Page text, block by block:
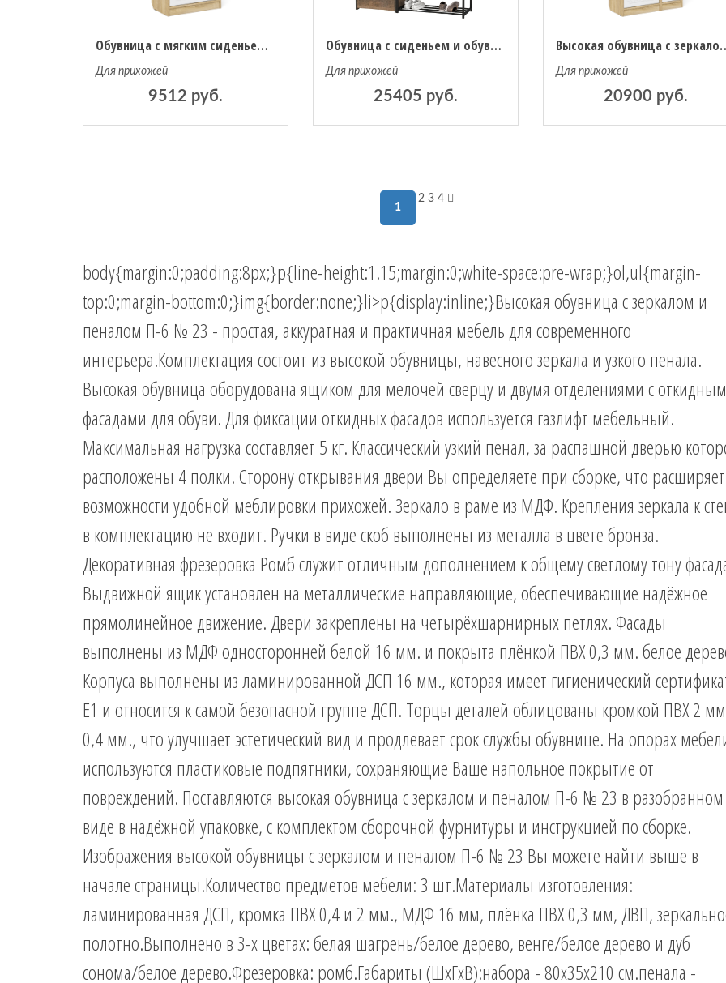
Обувница с мягким сиденьем с зеркалом П-6 МДФ фрезеровка ромб
Для прихожей
9512 руб.
Обувница с сиденьем и обувница высокая с вешалкой и зеркалом Трувор
Для прихожей
25405 руб.
Высокая обувница с
Для прихожей
20900 руб.
1
234
body{margin:0;padding:8px;}p{line-height:1.15;margin:0;white-space:pre-wrap;}ol,ul{margin-
top:0;margin-bottom:0;}img{border:none;}li>p{display:inline;}Высокая обувница с зеркалом и
пеналом П-6 № 23 - простая, аккуратная и практичная мебель для современного
интерьера.Комплектация состоит из высокой обувницы, навесного зеркала и узкого пенала.
Высокая обувница оборудована ящиком для мелочей сверцу и двумя отделениями с
фасадами для обуви. Для фиксации откидных фасадов используется газлифт мебельный.
Максимальная нагрузка составляет 5 кг. Классический узкий пенал, за распашной дверью
расположены 4 полки. Сторону открывания двери Вы определяете при сборке, что расширяет
возможности удобной меблировки прихожей. Зеркало в раме из МДФ. Крепления зеркала к
в комплектацию не входит. Ручки в виде скоб выполнены из металла в цвете бронза.
Декоративная фрезеровка Ромб служит отличным дополнением к общему светлому тону
Выдвижной ящик установлен на металлические направляющие, обеспечивающие надёжное
прямолинейное движение. Двери закреплены на четырёхшарнирных петлях. Фасады
выполнены из МДФ односторонней белой 16 мм. и покрыта плёнкой ПВХ 0,3 мм. белое
Корпуса выполнены из ламинированной ДСП 16 мм., которая имеет гигиенический
Е1 и относится к самой безопасной группе ДСП. Торцы деталей облицованы кромкой ПВХ 2
0,4 мм., что улучшает эстетический вид и продлевает срок службы обувнице. На опорах
используются пластиковые подпятники, сохраняющие Ваше напольное покрытие от
повреждений. Поставляются высокая обувница с зеркалом и пеналом П-6 № 23 в разобранном
виде в надёжной упаковке, с комплектом сборочной фурнитуры и инструкцией по сборке.
Изображения высокой обувницы с зеркалом и пеналом П-6 № 23 Вы можете найти выше в
начале страницы.Количество предметов мебели: 3 шт.Материалы изготовления:
ламинированная ДСП, кромка ПВХ 0,4 и 2 мм., МДФ 16 мм, плёнка ПВХ 0,3 мм, ДВП,
полотно.Выполнено в 3-х цветах: белая шагрень/белое дерево, венге/белое дерево и дуб
сонома/белое дерево.Фрезеровка: ромб.Габариты (ШхГхВ):набора - 80х35х210 см.пенала -